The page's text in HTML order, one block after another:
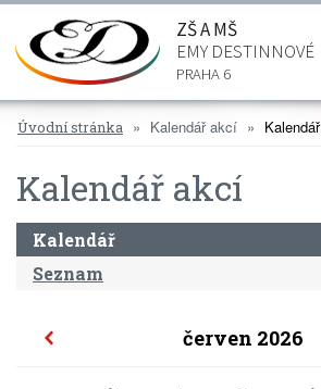
ZŠ A MŠ
EMY DESTINNOVÉ
PRAHA 6
Úvodní stránka Kalendář akcí Kalendář
Kalendář akcí
Kalendář
Seznam
červen 2026